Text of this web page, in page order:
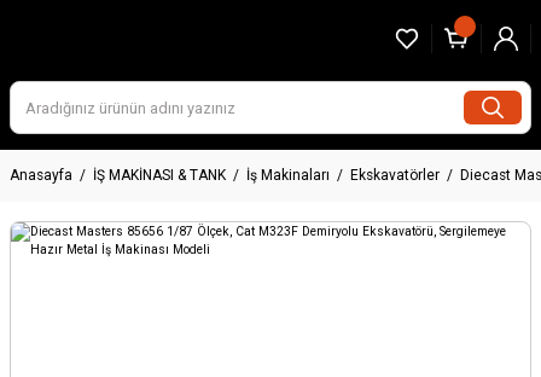
Anasayfa İŞ MAKİNASI & TANK İş Makinaları Ekskavatörler Diecast